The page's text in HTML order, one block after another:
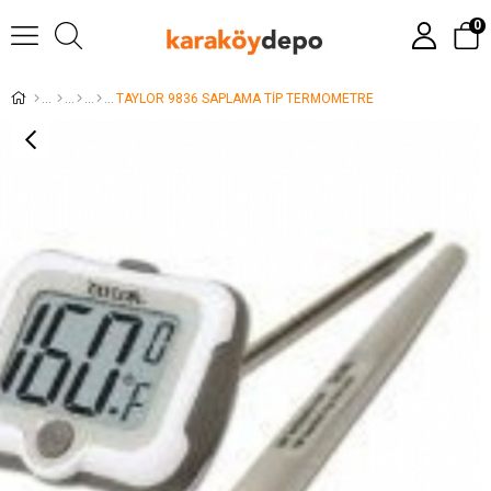
0
TAYLOR 9836 SAPLAMA TİP TERMOMETRE